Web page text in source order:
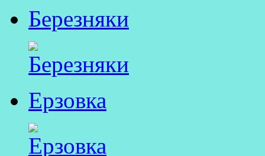
Березняки
Ерзовка